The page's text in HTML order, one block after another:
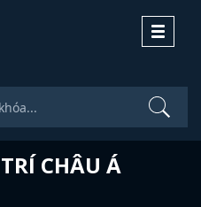
Toggle
CHÂU Á